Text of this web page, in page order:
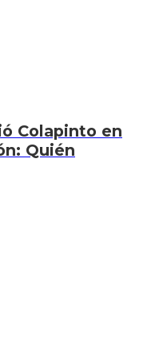
Colapinto en
Quién